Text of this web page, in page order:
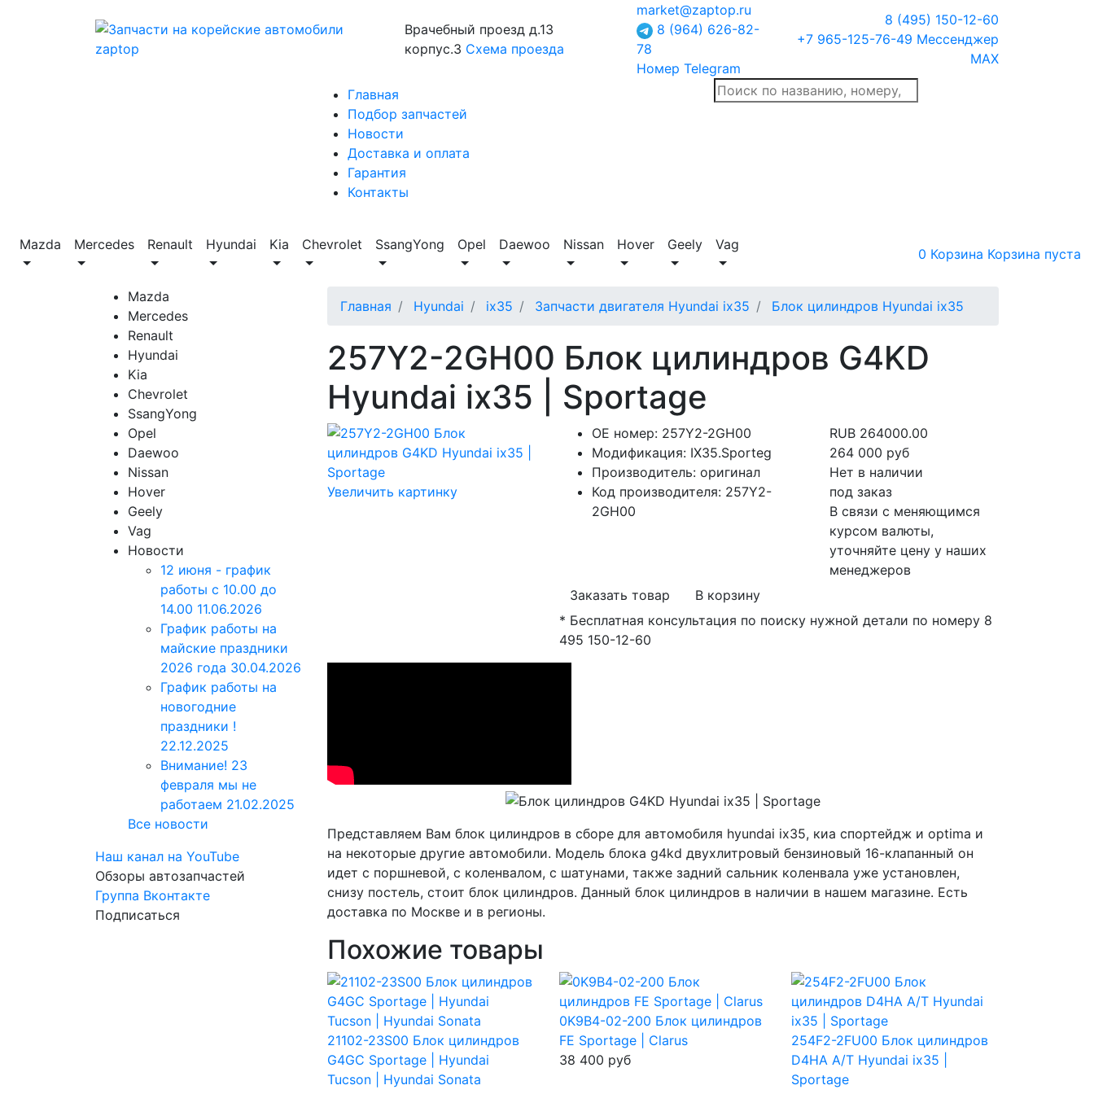
Врачебный проезд д.13
корпус.3 Схема проезда
market@zaptop.ru
8 (964) 626-82-
78
Номер Telegram
8 (495) 150-12-60
+7 965-125-76-49 Мессенджер
MAX
Главная
Подбор запчастей
Новости
Доставка и оплата
Гарантия
Контакты
Mazda Mercedes Renault Hyundai Kia Chevrolet SsangYong Opel Daewoo Nissan Hover Geely Vag
0 Корзина Корзина пуста
Mazda
Mercedes
Renault
Hyundai
Kia
Chevrolet
SsangYong
Opel
Daewoo
Nissan
Hover
Geely
Vag
Новости
12 июня - график
работы с 10.00 до
14.00 11.06.2026
График работы на
майские праздники
2026 года 30.04.2026
График работы на
новогодние
праздники !
22.12.2025
Внимание! 23
февраля мы не
работаем 21.02.2025
Все новости
Наш канал на YouTube
Обзоры автозапчастей
Группа Вконтакте
Подписаться
Главная Hyundai ix35 Запчасти двигателя Hyundai ix35 Блок цилиндров Hyundai ix35
257Y2-2GH00 Блок цилиндров G4KD
Hyundai ix35 | Sportage
Увеличить картинку
OE номер: 257Y2-2GH00
Модификация: IX35.Sporteg
Производитель: оригинал
Код производителя: 257Y2-
2GH00
RUB 264000.00
264 000 руб
Нет в наличии
под заказ
В связи с меняющимся
курсом валюты,
уточняйте цену у наших
менеджеров
Заказать товар
В корзину
* Бесплатная консультация по поиску нужной детали по номеру 8
495 150-12-60
Представляем Вам блок цилиндров в сборе для автомобиля hyundai ix35, киа спортейдж и optima и
на некоторые другие автомобили. Модель блока g4kd двухлитровый бензиновый 16-клапанный он
идет с поршневой, с коленвалом, с шатунами, также задний сальник коленвала уже установлен,
снизу постель, стоит блок цилиндров. Данный блок цилиндров в наличии в нашем магазине. Есть
доставка по Москве и в регионы.
Похожие товары
21102-23S00 Блок цилиндров
G4GC Sportage | Hyundai
Tucson | Hyundai Sonata
0K9B4-02-200 Блок цилиндров
FE Sportage | Clarus
38 400 руб
254F2-2FU00 Блок цилиндров
D4HA А/T Hyundai ix35 |
Sportage